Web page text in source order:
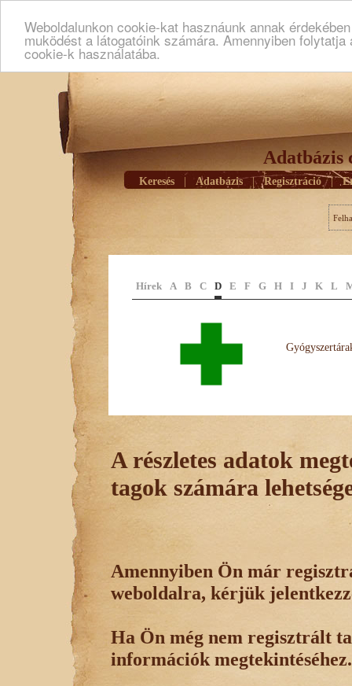
Weboldalunkon cookie-kat hasznáunk annak
muködést a látogatóink számára. Amennyiben
cookie-k használatába.
Adatbázis
Keresés Adatbázis | Regisztráció |
Hírek A B C D E F G H I J K L
A részletes adatok
tagok számára
Amennyiben Ön már
weboldalra, kérjük
Ha Ön még nem regisztrált
információk megtekintéséhez.